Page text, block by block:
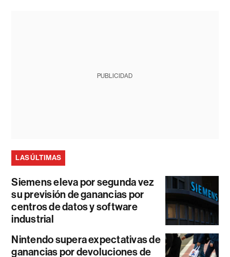
PUBLICIDAD
LAS ÚLTIMAS
Siemens eleva por segunda vez
su previsión de ganancias por
centros de datos y software
industrial
Nintendo supera expectativas de
ganancias por devoluciones de